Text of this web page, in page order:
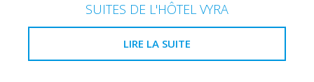
SUITES DE L'HÔTEL VYRA
LIRE LA SUITE